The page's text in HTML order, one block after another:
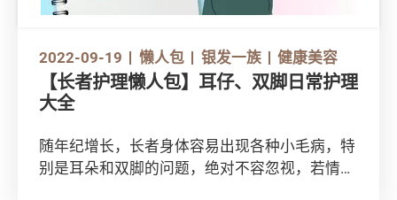
2022-09-19 懒人包 银发一族 健康美容
【长者护理懒人包】耳仔、双脚日常护理
大全
随年纪增长，长者身体容易出现各种小毛病，特
别是耳朵和双脚的问题，绝对不容忽视，若情况